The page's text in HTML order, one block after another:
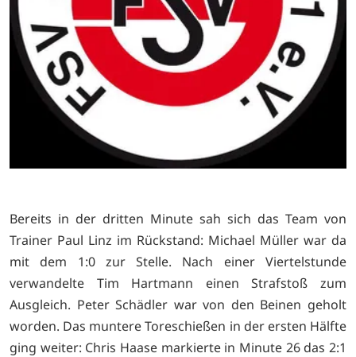
Bereits in der dritten Minute sah sich das Team von
Trainer Paul Linz im Rückstand: Michael Müller war da
mit dem 1:0 zur Stelle. Nach einer Viertelstunde
verwandelte Tim Hartmann einen Strafstoß zum
Ausgleich. Peter Schädler war von den Beinen geholt
worden. Das muntere Toreschießen in der ersten Hälfte
ging weiter: Chris Haase markierte in Minute 26 das 2:1